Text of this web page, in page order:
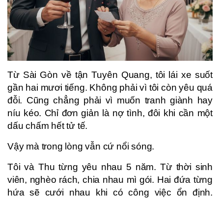
Từ Sài Gòn về tận Tuyên Quang, tôi lái xe suốt
gần hai mươi tiếng. Không phải vì tôi còn yêu quá
đỗi. Cũng chẳng phải vì muốn tranh giành hay
níu kéo. Chỉ đơn giản là nợ tình, đôi khi cần một
dấu chấm hết tử tế.
Vậy mà trong lòng vẫn cứ nổi sóng.
Tôi và Thu từng yêu nhau 5 năm. Từ thời sinh
viên, nghèo rách, chia nhau mì gói. Hai đứa từng
hứa sẽ cưới nhau khi có công việc ổn định.